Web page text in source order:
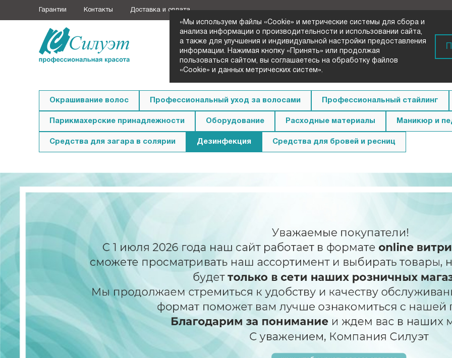
Гарантии Контакты Доставка и оплата
+7 (3852) 72-33-00
Заказать звонок
Окрашивание волос Профессиональный уход за волосами Профессиональный стайлинг
Парикмахерские принадлежности Оборудование Расходные материалы Маникюр и
Средства для загара в солярии Дезинфекция Средства для бровей и ресниц
«Мы используем файлы «Cookie» и метрические системы для сбора и
анализа информации о производительности и использовании сайта,
а также для улучшения и индивидуальной настройки предоставления
информации. Нажимая кнопку «Принять» или продолжая
пользоваться сайтом, вы соглашаетесь на обработку файлов
«Cookie» и данных метрических систем».